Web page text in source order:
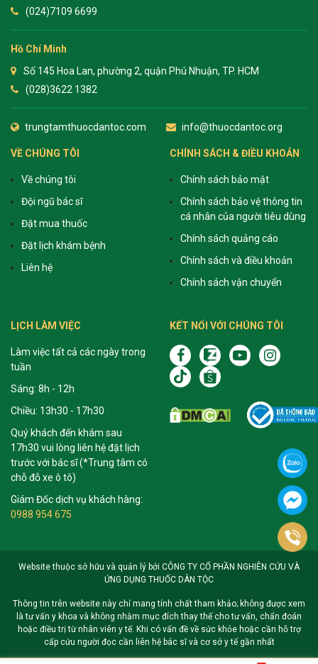
(024)7109 6699
Hồ Chí Minh
Số 145 Hoa Lan, phường 2, quận Phú Nhuận, TP. HCM
(028)3622 1382
trungtamthuocdantoc.com info@thuocdantoc.org
VỀ CHÚNG TÔI
Về chúng tôi
Đội ngũ bác sĩ
Đặt mua thuốc
Đặt lịch khám bệnh
Liên hệ
CHÍNH SÁCH & ĐIỀU KHOẢN
Chính sách bảo mật
Chính sách bảo vệ thông tin
cá nhân của người tiêu dùng
Chính sách quảng cáo
Chính sách và điều khoản
Chính sách vận chuyển
LỊCH LÀM VIỆC
Làm việc tất cả các ngày trong
tuần
Sáng: 8h - 12h
Chiều: 13h30 - 17h30
Quý khách đến khám sau
17h30 vui lòng liên hệ đặt lịch
trước với bác sĩ (*Trung tâm có
chỗ đỗ xe ô tô)
Giám Đốc dịch vụ khách hàng:
0988 954 675
KẾT NỐI VỚI CHÚNG TÔI
Website thuộc sở hữu và quản lý bởi CÔNG TY CỔ PHẦN NGHIÊN CỨU VÀ
ỨNG DỤNG THUỐC DÂN TỘC
Thông tin trên website này chỉ mang tính chất tham khảo; không được xem
là tư vấn y khoa và không nhằm mục đích thay thế cho tư vấn, chẩn đoán
hoặc điều trị từ nhân viên y tế. Khi có vấn đề về sức khỏe hoặc cần hỗ trợ
cấp cứu người đọc cần liên hệ bác sĩ và cơ sở y tế gần nhất